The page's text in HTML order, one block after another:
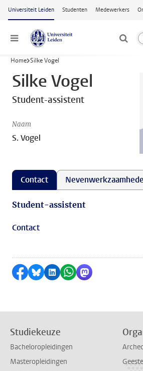
Ga naar hoofdinhoud
Universiteit Leiden Studenten Medewerkers
Menu
Home Silke Vogel
Silke Vogel
Student-assistent
Naam
S. Vogel
Contact
Student-assistent
Contact
Delen op Facebook
Delen via Bluesky
Delen op LinkedIn
Delen via WhatsApp
Delen via
Studiekeuze
Bacheloropleidingen
Masteropleidingen